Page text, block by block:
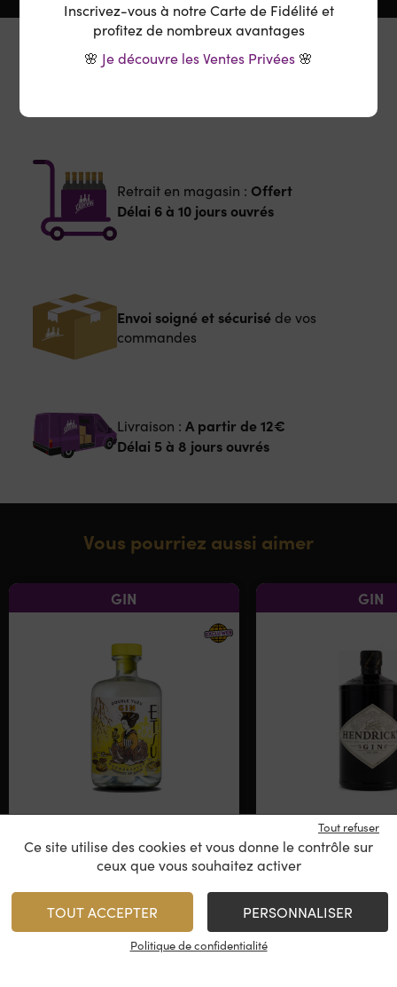
Le Domaine
Retrait en magasin : Offert
Délai 6 à 10 jours ouvrés
Envoi soigné et sécuriséde vos
commandes
Livraison : A partir de 12€
Délai 5 à 8 jours ouvrés
Vous pourriez aussi aimer
GIN
Etsu – Double Yuzu
Japon
49,00€ /70 cl
GIN
Classic
Inscrivez-vous à notre Carte de Fidélité et
profitez de nombreux avantages
🌸 Je découvre les Ventes Privées 🌸
Ce site utilise des cookies et vous donne le contrôle sur
ceux que vous souhaitez activer
TOUT ACCEPTER
Tout refuser
PERSONNALISER
Politique de confidentialité